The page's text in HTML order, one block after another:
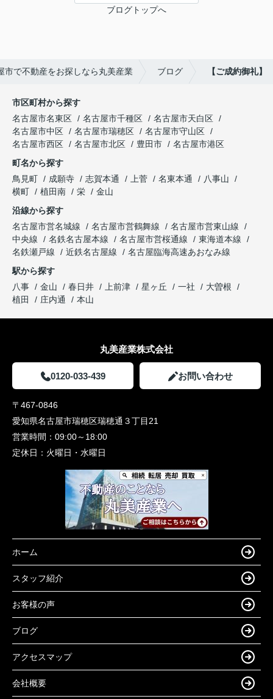
ブログトップへ
市で不動産をお探しなら丸美産業 ブログ 【ご成約御礼】
市区町村から探す
名古屋市名東区
名古屋市千種区
名古屋市天白区
名古屋市中区
名古屋市瑞穂区
名古屋市守山区
名古屋市西区
名古屋市北区 豊田市
名古屋市港区
町名から探す
鳥見町
成願寺 志賀本通 上菅 名東本通
八事山
横町
植田南 栄
金山
沿線から探す
名古屋市営名城線
名古屋市営鶴舞線
名古屋市営東山線
中央線
名鉄名古屋本線 名古屋市営桜通線
東海道本線
名鉄瀬戸線
近鉄名古屋線
名古屋臨海高速あおなみ線
駅から探す
八事
金山 春日井 上前津 星ヶ丘 一社
大曽根
植田
庄内通 本山
丸美産業株式会社
0120-033-439 お問い合わせ
〒467-0846
愛知県名古屋市瑞穂区瑞穂通３丁目21
営業時間： 09:00～18:00
定休日： 火曜日・水曜日
ホーム
スタッフ紹介
お客様の声
ブログ
アクセスマップ
会社概要